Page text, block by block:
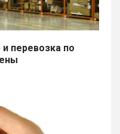
перевозка по